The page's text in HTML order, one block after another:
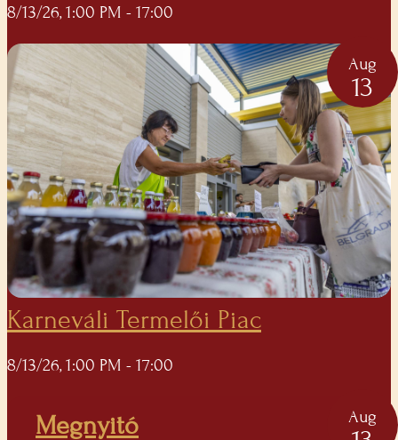
8/13/26, 1:00 PM - 17:00
Aug
13
Karneváli Termelői Piac
8/13/26, 1:00 PM - 17:00
Megnyitó Aug